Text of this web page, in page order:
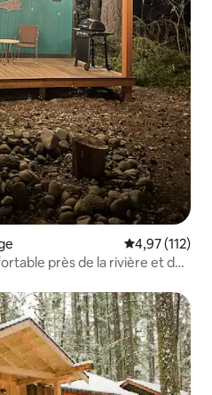
Évaluation
4,97 (112)
près de la rivière et des